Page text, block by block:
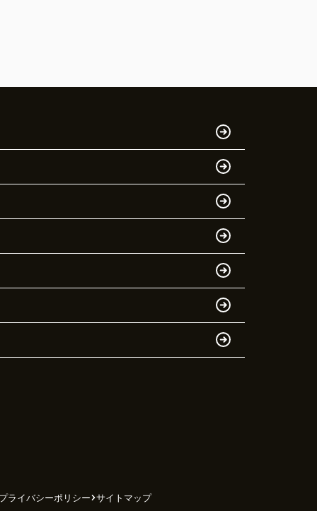
ライバシーポリシー サイトマップ